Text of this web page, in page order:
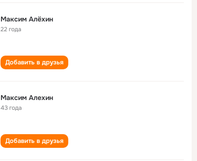
Максим Алёхин
22 года
Добавить в друзья
Максим Алехин
43 года
Добавить в друзья